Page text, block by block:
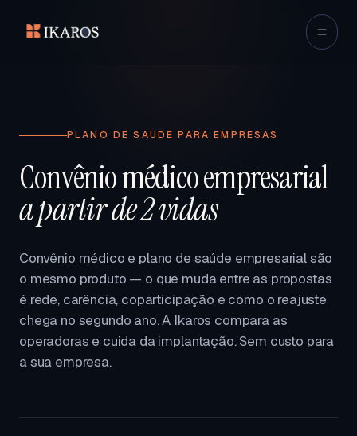
PLANO DE SAÚDE PARA EMPRESAS
Convênio médico empresarial
a partir de 2 vidas
Convênio médico e plano de saúde empresarial são
o mesmo produto — o que muda entre as propostas
é rede, carência, coparticipação e como o reajuste
chega no segundo ano. A Ikaros compara as
operadoras e cuida da implantação. Sem custo para
a sua empresa.